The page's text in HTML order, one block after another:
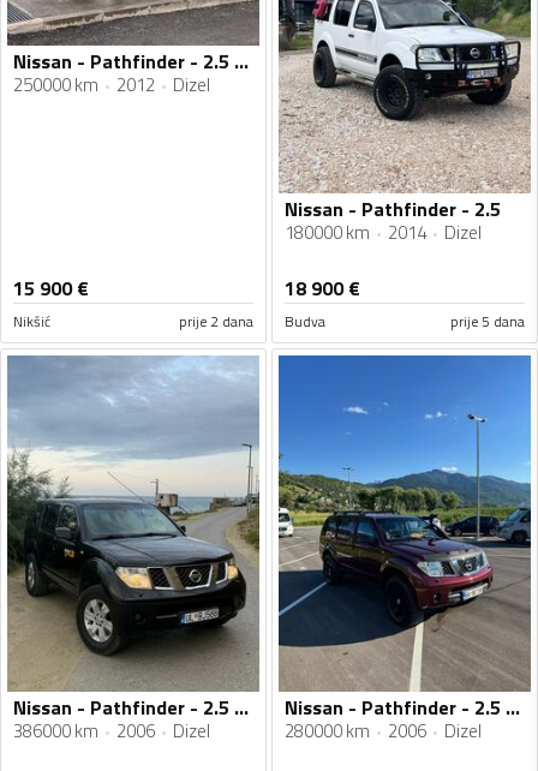
Nissan - Pathfinder - 2.5 DCI
250000 km 2012 Dizel
15 900€
Nikšić prije 2 dana
Nissan - Pathfinder - 2.5
180000 km 2014 Dizel
18 900€
Budva prije 5 dana
Nissan - Pathfinder - 2.5 CDI
386000 km 2006 Dizel
Nissan - Pathfinder - 2.5 126. kw
280000 km 2006 Dizel